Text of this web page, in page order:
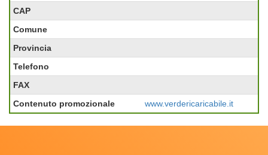
CAP
Comune
Provincia
Telefono
FAX
Contenuto promozionale
www.verdericaricabile.it